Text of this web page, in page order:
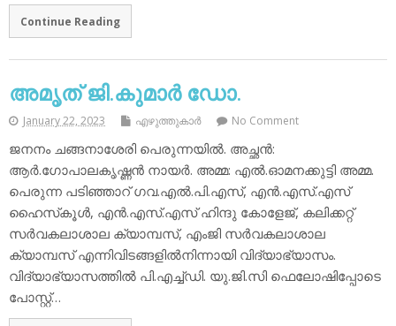
Continue Reading
അമൃത് ജി.കുമാര്‍ ഡോ.
January 22, 2023 എഴുത്തുകാര്‍ No Comment
ജനനം ചങ്ങനാശേരി പെരുന്നയില്‍. അച്ഛന്‍:
ആര്‍.ഗോപാലകൃഷ്ണന്‍ നായര്‍. അമ്മ: എല്‍.ഓമനക്കുട്ടി അമ്മ.
പെരുന്ന പടിഞ്ഞാറ് ഗവ.എല്‍.പി.എസ്, എന്‍.എസ്.എസ്
ഹൈസ്‌കൂള്‍, എന്‍.എസ്.എസ് ഹിന്ദു കോളേജ്, കലിക്കറ്റ്
സര്‍വകലാശാല ക്യാമ്പസ്, എംജി സര്‍വകലാശാല
ക്യാമ്പസ് എന്നിവിടങ്ങളില്‍നിന്നായി വിദ്യാഭ്യാസം.
വിദ്യാഭ്യാസത്തില്‍ പി.എച്ച്ഡി. യു.ജി.സി ഫെലോഷിപ്പോടെ
പോസ്റ്റ്…